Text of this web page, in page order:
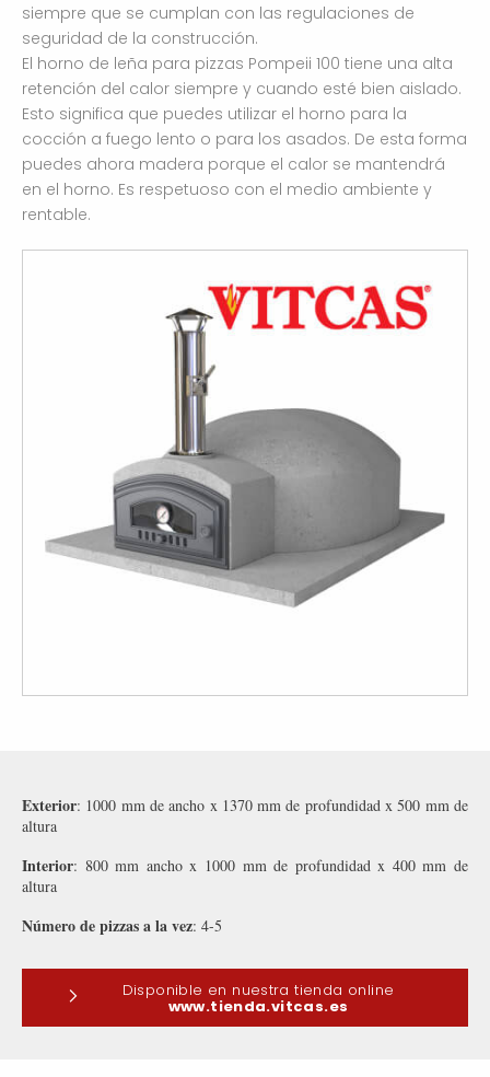
siempre que se cumplan con las regulaciones de
seguridad de la construcción.
El horno de leña para pizzas Pompeii 100 tiene una alta
retención del calor siempre y cuando esté bien aislado.
Esto significa que puedes utilizar el horno para la
cocción a fuego lento o para los asados. De esta forma
puedes ahora madera porque el calor se mantendrá
en el horno. Es respetuoso con el medio ambiente y
rentable.
Exterior: 1000 mm de ancho x 1370 mm de profundidad x 500 mm de
altura
Interior: 800 mm ancho x 1000 mm de profundidad x 400 mm de
altura
Número de pizzas a la vez: 4-5
Disponible en nuestra tienda online
www.tienda.vitcas.es